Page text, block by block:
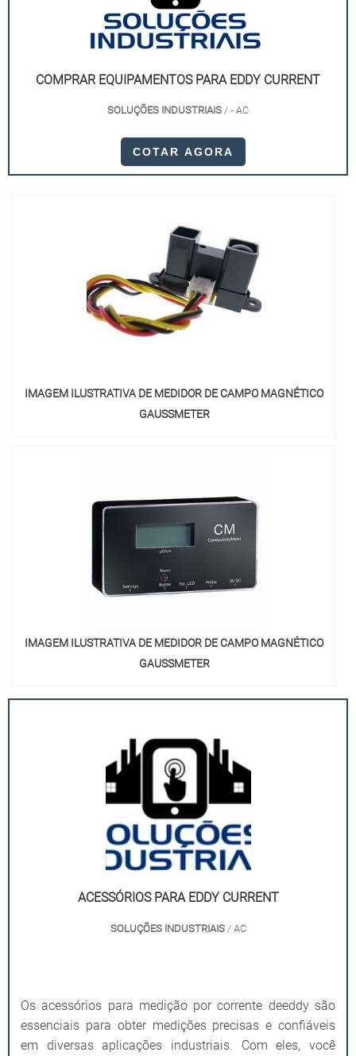
COMPRAR EQUIPAMENTOS PARA EDDY CURRENT
SOLUÇÕES INDUSTRIAIS / - AC
COTAR AGORA
IMAGEM ILUSTRATIVA DE MEDIDOR DE CAMPO MAGNÉTICO
GAUSSMETER
IMAGEM ILUSTRATIVA DE MEDIDOR DE CAMPO MAGNÉTICO
GAUSSMETER
ACESSÓRIOS PARA EDDY CURRENT
SOLUÇÕES INDUSTRIAIS/ AC
Os acessórios para medição por corrente deeddy são
essenciais para obter medições precisas e confiáveis
em diversas aplicações industriais. Com eles, você